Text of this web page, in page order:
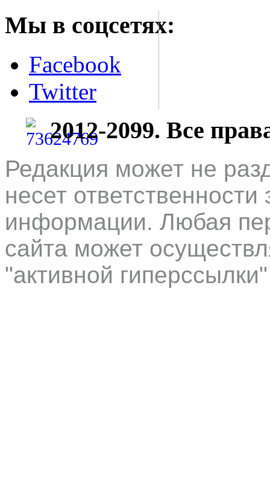
Мы в соцсетях:
Facebook
Twitter
2012-2099. Все
Редакция может не
несет
информации. Любая
сайта может
"активной